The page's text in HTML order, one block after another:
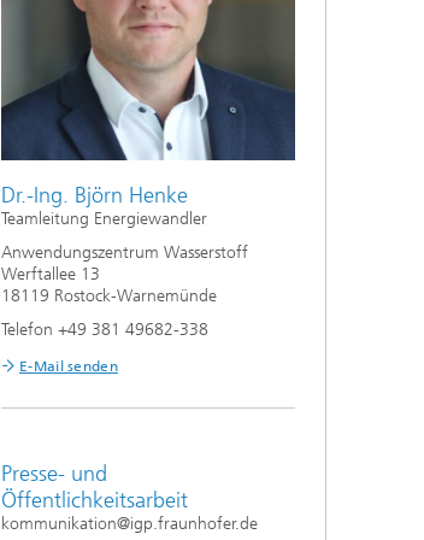
Dr.-Ing. Björn Henke
Teamleitung Energiewandler
Anwendungszentrum Wasserstoff
Werftallee 13
18119 Rostock-Warnemünde
Telefon +49 381 49682-338
E-Mail senden
Presse- und
Öffentlichkeitsarbeit
kommunikation@igp.fraunhofer.de